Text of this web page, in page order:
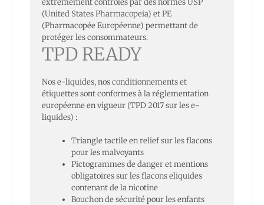
(United States Pharmacopeia) et PE
(Pharmacopée Européenne) permettant de
protéger les consommateurs.
TPD READY
Nos e-liquides, nos conditionnements et
étiquettes sont conformes à la réglementation
européenne en vigueur (TPD 2017 sur les e-
liquides) :
Triangle tactile en relief sur les flacons
pour les malvoyants
Pictogrammes de danger et mentions
obligatoires sur les flacons eliquides
contenant de la nicotine
Bouchon de sécurité pour les enfants